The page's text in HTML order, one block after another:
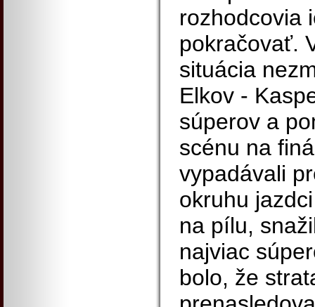
rozhodcovia
pokračovať.
situácia
Elkov -
súperov a
scénu na
vypadávali
okruhu
na pílu,
najviac
bolo, že